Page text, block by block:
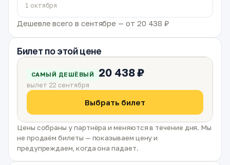
1 октября
Дешевле всего в сентябре — от 20 438 ₽
Билет по этой цене
САМЫЙ ДЕШЁВЫЙ 20 438 ₽
вылет 22 сентября
Выбрать билет
Цены собраны у партнёра и меняются в течение дня. Мы
не продаём билеты — показываем цену и
предупреждаем, когда она падает.